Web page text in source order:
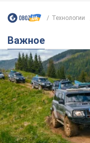
Технологии
Важное